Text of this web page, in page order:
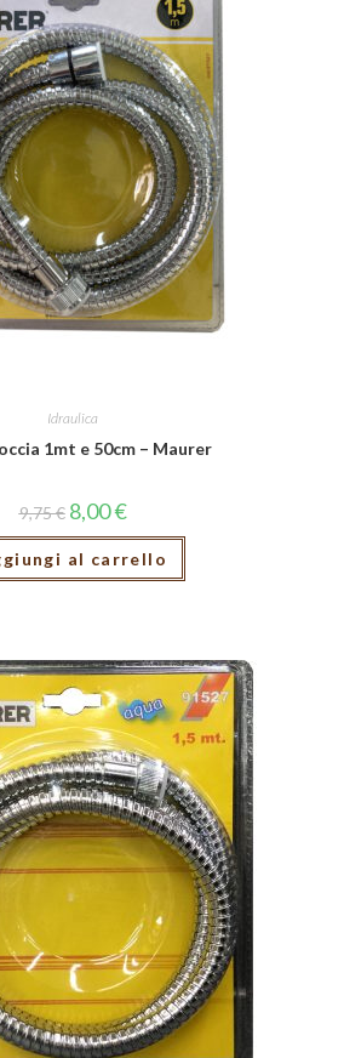
Idraulica
1mt e 50cm – Maurer
9,75€ 8,00€
al carrello